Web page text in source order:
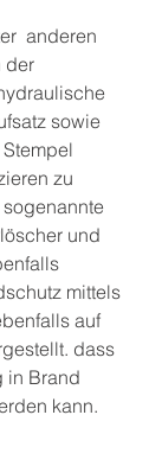
anderen
der
sowie
zu
und
mittels
auf
dass
in Brand
kann.